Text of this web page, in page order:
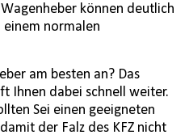
können deutlich
einem normalen
am besten an? Das
Ihnen dabei schnell weiter.
Sei einen geeigneten
der Falz des KFZ nicht